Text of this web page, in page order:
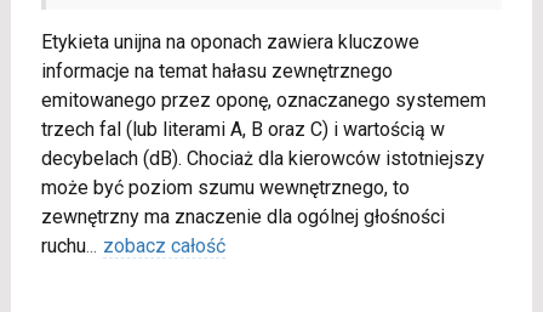
Etykieta unijna na oponach zawiera kluczowe
informacje na temat hałasu zewnętrznego
emitowanego przez oponę, oznaczanego systemem
trzech fal (lub literami A, B oraz C) i wartością w
decybelach (dB). Chociaż dla kierowców istotniejszy
może być poziom szumu wewnętrznego, to
zewnętrzny ma znaczenie dla ogólnej głośności
ruchu... zobacz całość